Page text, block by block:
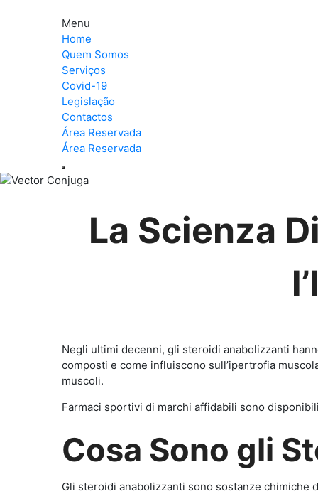
Menu
Home
Quem Somos
Serviços
Covid-19
Legislação
Contactos
Área Reservada
Área Reservada
La Scienza
Negli ultimi decenni, gli steroidi anabolizzanti
composti e come influiscono sull’ipertrofia
muscoli.
Farmaci sportivi di marchi affidabili sono
Cosa Sono gli
Gli steroidi anabolizzanti sono sostanze chimiche